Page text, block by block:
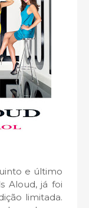
e último
Aloud, já foi
limitada.